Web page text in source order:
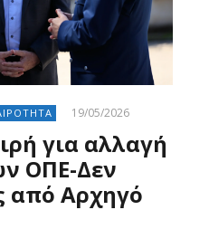
19/05/2026
για αλλαγή
ΟΠΕ-Δεν
από Αρχηγό